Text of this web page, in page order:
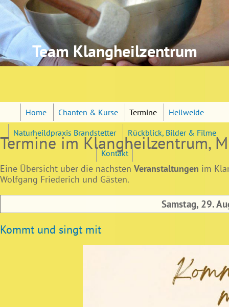
Jump to navigation
Team Klangheilzentrum
Home Chanten & Kurse Termine
Heilweide
Naturheildpraxis Brandstetter
Rückblick, Bilder & Filme
Kontakt
Termine im Klangheilzentrum,
Eine Übersicht über die nächsten Veranstaltungen im
Wolfgang Friederich und Gästen.
Samstag, 29.
Kommt und singt mit